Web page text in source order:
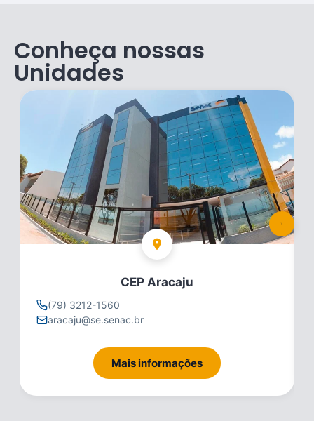
Conheça nossas
Unidades
CEP Aracaju
(79) 3212-1560
aracaju@se.senac.br
Mais informações